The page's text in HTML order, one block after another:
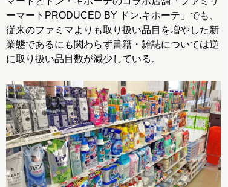
ーマートPRODUCED BY ドン.キホーテ」でも、
従来のファミマよりも取り扱い品目を増やした新
業態であるにも関わらず書籍・雑誌については逆
に取り扱い品目数が減少している。